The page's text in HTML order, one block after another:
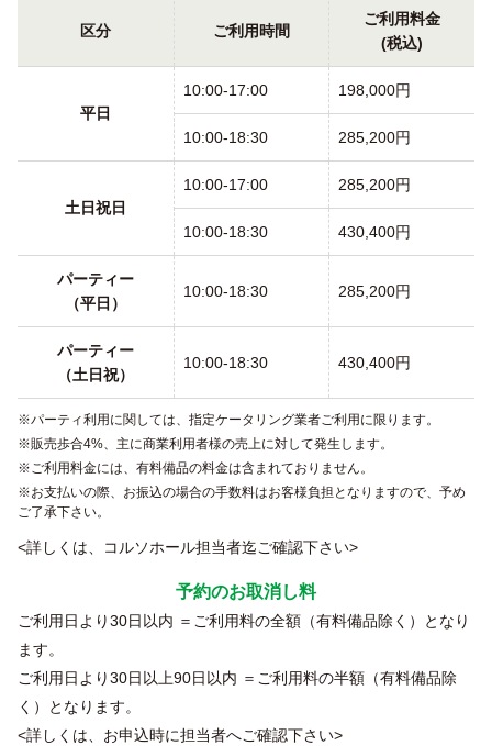
区分 ご利用時間
ご利用料金
(税込)
平日
10:00-17:00 198,000円
10:00-18:30 285,200円
土日祝日
10:00-17:00 285,200円
10:00-18:30 430,400円
パーティー
（平日）
10:00-18:30 285,200円
パーティー
（土日祝）
10:00-18:30 430,400円
パーティ利用に関しては、指定ケータリング業者ご利用に限ります。
販売歩合4%、主に商業利用者様の売上に対して発生します。
ご利用料金には、有料備品の料金は含まれておりません。
お支払いの際、お振込の場合の手数料はお客様負担となりますので、予め
ご了承下さい。
<詳しくは、コルソホール担当者迄ご確認下さい>
予約のお取消し料
ご利用日より30日以内 ＝ご利用料の全額（有料備品除く）となり
ます。
ご利用日より30日以上90日以内 ＝ご利用料の半額（有料備品除
く）となります。
<詳しくは、お申込時に担当者へご確認下さい>